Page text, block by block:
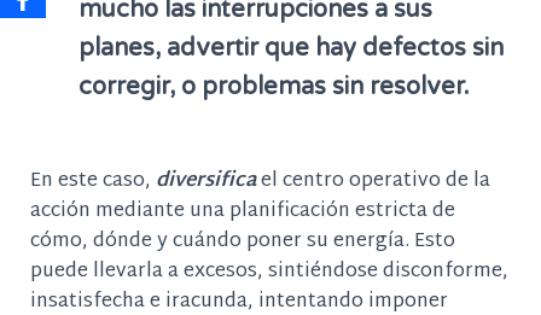
mucho las interrupciones a sus
planes, advertir que hay defectos sin
corregir, o problemas sin resolver.
En este caso, diversificael centro operativo de la
acción mediante una planificación estricta de
cómo, dónde y cuándo poner su energía. Esto
puede llevarla a excesos, sintiéndose disconforme,
insatisfecha e iracunda, intentando imponer